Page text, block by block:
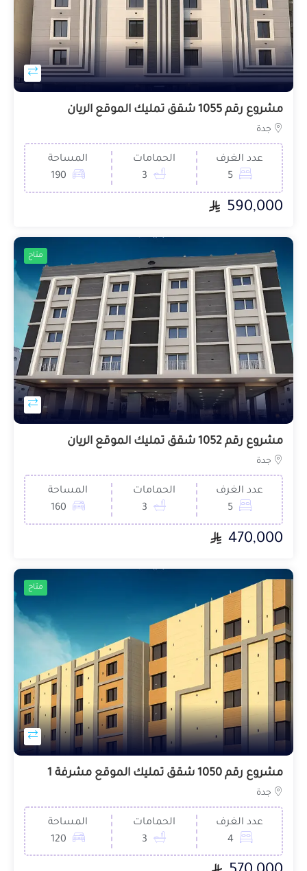
مشروع رقم 1055 شقق تمليك الموقع الريان
جدة
عدد الغرف
5
الحمامات
3
المساحة
190
590,000
متاح
مشروع رقم 1052 شقق تمليك الموقع الريان
جدة
عدد الغرف
5
الحمامات
3
المساحة
160
470,000
متاح
مشروع رقم 1050 شقق تمليك الموقع مشرفة 1
جدة
عدد الغرف
4
الحمامات
3
المساحة
120